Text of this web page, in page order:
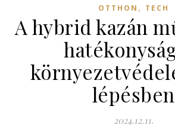
OTTHON , TECH
A hybrid kazán
lépésben
2024.12.11.